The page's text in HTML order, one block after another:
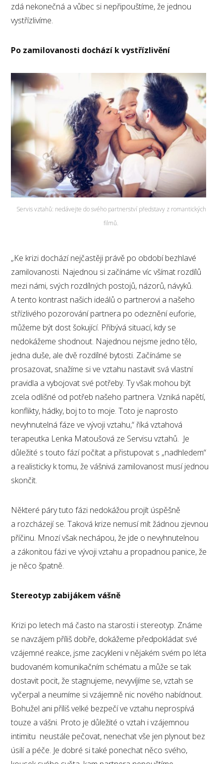
zdá nekonečná a vůbec si nepřipouštíme, že jednou
vystřízlivíme.
Po zamilovanosti dochází k vystřízlivění
Servis vztahů: nedávejte do svého partnerství představy z romantických
filmů.
„Ke krizi dochází nejčastěji právě po období bezhlavé
zamilovanosti. Najednou si začínáme víc všímat rozdílů
mezi námi, svých rozdílných postojů, názorů, návyků.
A tento kontrast našich ideálů o partnerovi a našeho
střízlivého pozorování partnera po odeznění euforie,
můžeme být dost šokující. Přibývá situací, kdy se
nedokážeme shodnout. Najednou nejsme jedno tělo,
jedna duše, ale dvě rozdílné bytosti. Začínáme se
prosazovat, snažíme si ve vztahu nastavit svá vlastní
pravidla a vybojovat své potřeby. Ty však mohou být
zcela odlišné od potřeb našeho partnera. Vzniká napětí,
konflikty, hádky, boj to to moje. Toto je naprosto
nevyhnutelná fáze ve vývoji vztahu,“ říká vztahová
terapeutka Lenka Matoušová ze Servisu vztahů. Je
důležité s touto fází počítat a přistupovat s „nadhledem“
a realisticky k tomu, že vášnivá zamilovanost musí jednou
skončit.
Některé páry tuto fázi nedokážou projít úspěšně
a rozcházejí se. Taková krize nemusí mít žádnou zjevnou
příčinu. Mnozí však nechápou, že jde o nevyhnutelnou
a zákonitou fázi ve vývoji vztahu a propadnou panice, že
je něco špatně.
Stereotyp zabijákem vášně
Krizi po letech má často na starosti i stereotyp. Známe
se navzájem příliš dobře, dokážeme předpokládat své
vzájemné reakce, jsme zacykleni v nějakém svém po léta
budovaném komunikačním schématu a může se tak
dostavit pocit, že stagnujeme, nevyvíjíme se, vztah se
vyčerpal a neumíme si vzájemně nic nového nabídnout.
Bohužel ani příliš velké bezpečí ve vztahu neprospívá
touze a vášni. Proto je důležité o vztah i vzájemnou
intimitu neustále pečovat, nenechat vše jen plynout bez
úsilí a péče. Je dobré si také ponechat něco svého,